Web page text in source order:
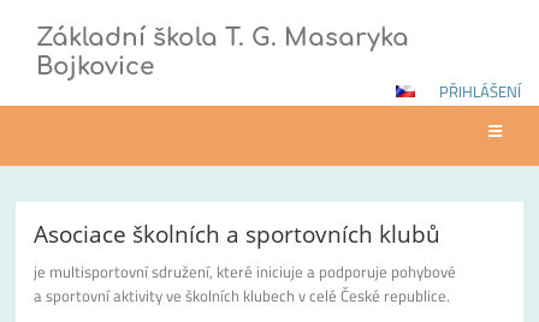
Základní škola T. G. Masaryka
Bojkovice
PŘIHLÁŠENÍ
sportu
AŠSK
Asociace školních a sportovních klubů
je multisportovní sdružení, které iniciuje a podporuje pohybové
a sportovní aktivity ve školních klubech v celé České republice.